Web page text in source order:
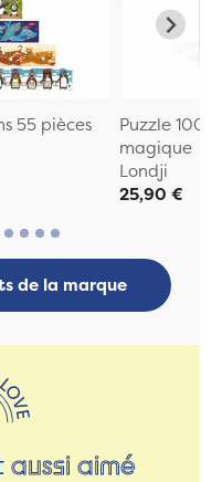
55 pièces
Puzzle 100
magique
Londji
25,90 €
de la marque
aussi aimé